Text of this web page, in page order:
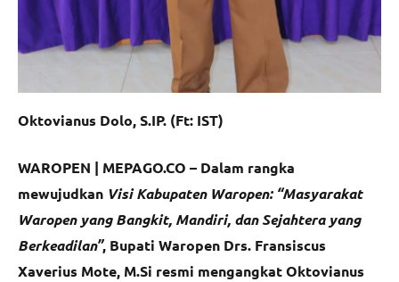
Oktovianus Dolo, S.IP. (Ft: IST)
WAROPEN | MEPAGO.CO – Dalam rangka
mewujudkan Visi Kabupaten Waropen: “Masyarakat
Waropen yang Bangkit, Mandiri, dan Sejahtera yang
Berkeadilan”, Bupati Waropen Drs. Fransiscus
Xaverius Mote, M.Si resmi mengangkat Oktovianus